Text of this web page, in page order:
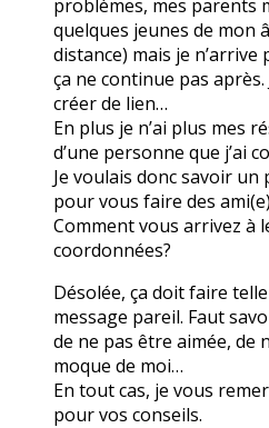
problèmes, mes parents
quelques jeunes de mon
distance) mais je
ça ne continue pas
créer de lien…
En plus je n’ai plus mes
d’une personne que j’ai
Je voulais donc savoir
pour vous faire des
Comment vous arrivez à
coordonnées?
Désolée, ça doit faire
message pareil. Faut
de ne pas être aimée, de
moque de moi…
En tout cas, je vous
pour vos conseils.